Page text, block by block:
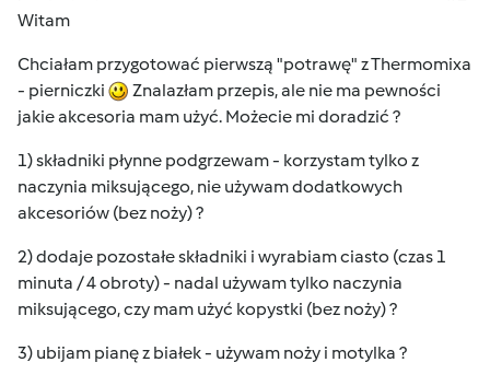
Witam
Chciałam przygotować pierwszą "potrawę" z Thermomixa
- pierniczki
Znalazłam przepis, ale nie ma pewności
jakie akcesoria mam użyć. Możecie mi doradzić ?
1) składniki płynne podgrzewam - korzystam tylko z
naczynia miksującego, nie używam dodatkowych
akcesoriów (bez noży) ?
2) dodaje pozostałe składniki i wyrabiam ciasto (czas 1
minuta / 4 obroty) - nadal używam tylko naczynia
miksującego, czy mam użyć kopystki (bez noży) ?
3) ubijam pianę z białek - używam noży i motylka ?